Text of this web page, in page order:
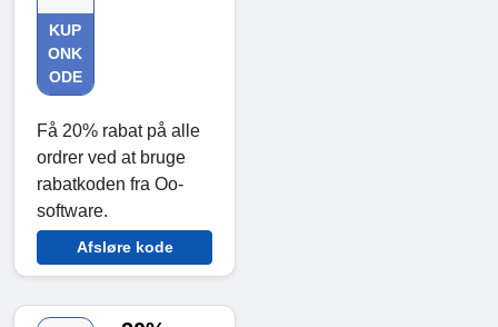
KUP
ONK
ODE
Få 20% rabat på alle
ordrer ved at bruge
rabatkoden fra Oo-
software.
Afsløre kode